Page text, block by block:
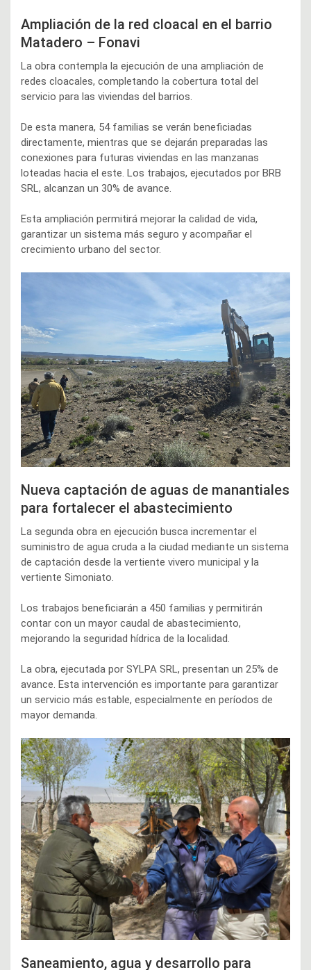
Ampliación de la red cloacal en el barrio
Matadero – Fonavi
La obra contempla la ejecución de una ampliación de
redes cloacales, completando la cobertura total del
servicio para las viviendas del barrios.
De esta manera, 54 familias se verán beneficiadas
directamente, mientras que se dejarán preparadas las
conexiones para futuras viviendas en las manzanas
loteadas hacia el este. Los trabajos, ejecutados por BRB
SRL, alcanzan un 30% de avance.
Esta ampliación permitirá mejorar la calidad de vida,
garantizar un sistema más seguro y acompañar el
crecimiento urbano del sector.
Nueva captación de aguas de manantiales
para fortalecer el abastecimiento
La segunda obra en ejecución busca incrementar el
suministro de agua cruda a la ciudad mediante un sistema
de captación desde la vertiente vivero municipal y la
vertiente Simoniato.
Los trabajos beneficiarán a 450 familias y permitirán
contar con un mayor caudal de abastecimiento,
mejorando la seguridad hídrica de la localidad.
La obra, ejecutada por SYLPA SRL, presentan un 25% de
avance. Esta intervención es importante para garantizar
un servicio más estable, especialmente en períodos de
mayor demanda.
Saneamiento, agua y desarrollo para